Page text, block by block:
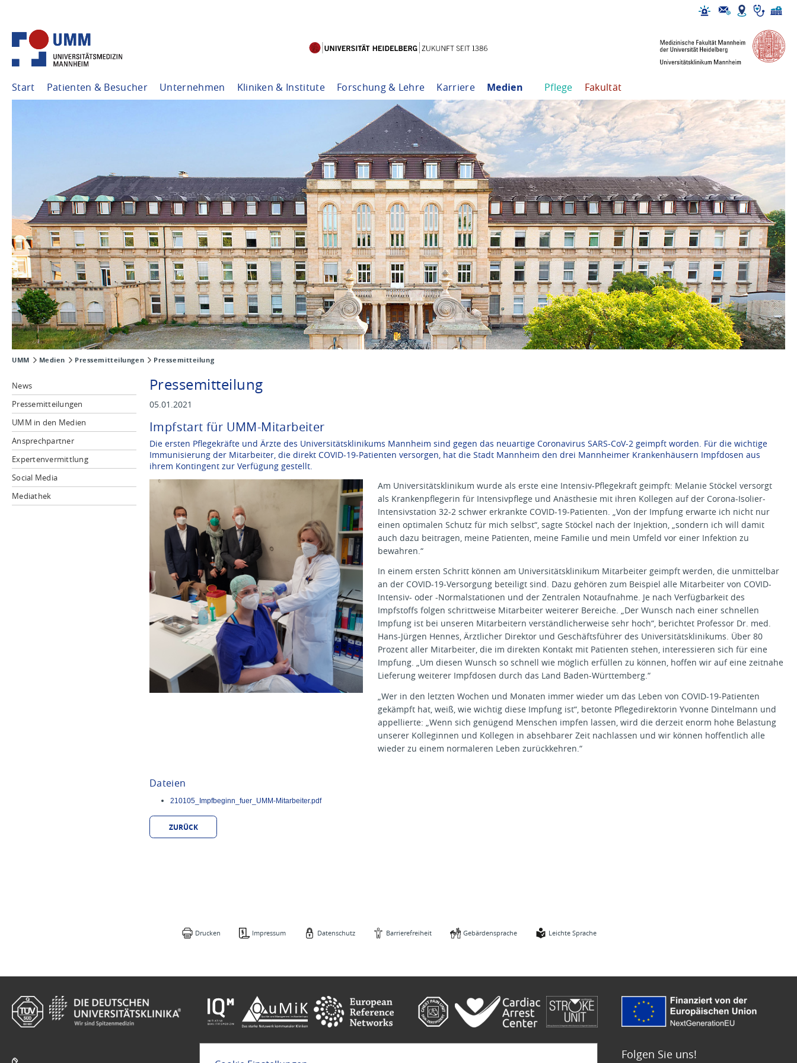
Start Patienten & Besucher Unternehmen Kliniken & Institute Forschung & Lehre Karriere Medien Pflege Fakultät
UMM Medien Pressemitteilungen Pressemitteilung
News
Pressemitteilungen
UMM in den Medien
Ansprechpartner
Expertenvermittlung
Social Media
Mediathek
Pressemitteilung
05.01.2021
Impfstart für UMM-Mitarbeiter
Die ersten Pflegekräfte und Ärzte des Universitätsklinikums Mannheim sind gegen das neuartige Coronavirus SARS-CoV-2 geimpft worden. Für die wichtige
Immunisierung der Mitarbeiter, die direkt COVID-19-Patienten versorgen, hat die Stadt Mannheim den drei Mannheimer Krankenhäusern Impfdosen aus
ihrem Kontingent zur Verfügung gestellt.
Am Universitätsklinikum wurde als erste eine Intensiv-Pflegekraft geimpft: Melanie Stöckel versorgt
als Krankenpflegerin für Intensivpflege und Anästhesie mit ihren Kollegen auf der Corona-Isolier-
Intensivstation 32-2 schwer erkrankte COVID-19-Patienten. „Von der Impfung erwarte ich nicht nur
einen optimalen Schutz für mich selbst“, sagte Stöckel nach der Injektion, „sondern ich will damit
auch dazu beitragen, meine Patienten, meine Familie und mein Umfeld vor einer Infektion zu
bewahren.“
In einem ersten Schritt können am Universitätsklinikum Mitarbeiter geimpft werden, die unmittelbar
an der COVID-19-Versorgung beteiligt sind. Dazu gehören zum Beispiel alle Mitarbeiter von COVID-
Intensiv- oder -Normalstationen und der Zentralen Notaufnahme. Je nach Verfügbarkeit des
Impfstoffs folgen schrittweise Mitarbeiter weiterer Bereiche. „Der Wunsch nach einer schnellen
Impfung ist bei unseren Mitarbeitern verständlicherweise sehr hoch“, berichtet Professor Dr. med.
Hans-Jürgen Hennes, Ärztlicher Direktor und Geschäftsführer des Universitätsklinikums. Über 80
Prozent aller Mitarbeiter, die im direkten Kontakt mit Patienten stehen, interessieren sich für eine
Impfung. „Um diesen Wunsch so schnell wie möglich erfüllen zu können, hoffen wir auf eine zeitnahe
Lieferung weiterer Impfdosen durch das Land Baden-Württemberg.“
„Wer in den letzten Wochen und Monaten immer wieder um das Leben von COVID-19-Patienten
gekämpft hat, weiß, wie wichtig diese Impfung ist“, betonte Pflegedirektorin Yvonne Dintelmann und
appellierte: „Wenn sich genügend Menschen impfen lassen, wird die derzeit enorm hohe Belastung
unserer Kolleginnen und Kollegen in absehbarer Zeit nachlassen und wir können hoffentlich alle
wieder zu einem normaleren Leben zurückkehren.“
Dateien
210105_Impfbeginn_fuer_UMM-Mitarbeiter.pdf
ZURÜCK
Drucken Impressum Datenschutz Barrierefreiheit Gebärdensprache Leichte Sprache
Folgen Sie uns!